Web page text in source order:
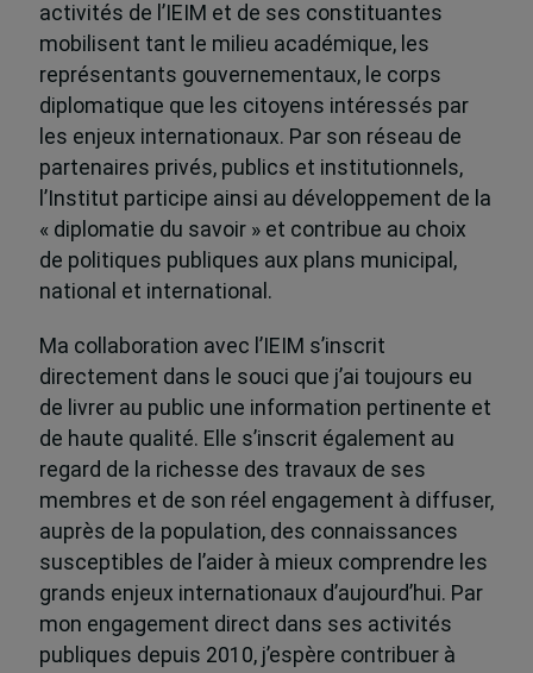
activités de l’IEIM et de ses constituantes
mobilisent tant le milieu académique, les
représentants gouvernementaux, le corps
diplomatique que les citoyens intéressés par
les enjeux internationaux. Par son réseau de
partenaires privés, publics et institutionnels,
l’Institut participe ainsi au développement de la
« diplomatie du savoir » et contribue au choix
de politiques publiques aux plans municipal,
national et international.
Ma collaboration avec l’IEIM s’inscrit
directement dans le souci que j’ai toujours eu
de livrer au public une information pertinente et
de haute qualité. Elle s’inscrit également au
regard de la richesse des travaux de ses
membres et de son réel engagement à diffuser,
auprès de la population, des connaissances
susceptibles de l’aider à mieux comprendre les
grands enjeux internationaux d’aujourd’hui. Par
mon engagement direct dans ses activités
publiques depuis 2010, j’espère contribuer à